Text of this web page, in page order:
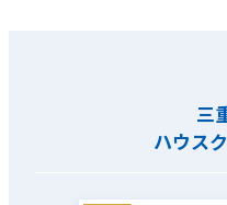
三
ハウス